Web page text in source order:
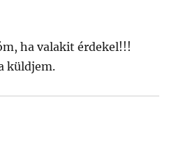
ha valakit érdekel!!!
küldjem.